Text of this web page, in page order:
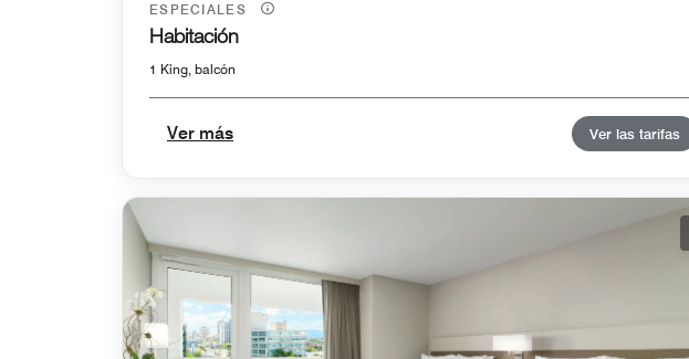
ESPECIALES
Habitación
1 King, balcón
Ver más Ver las tarifas